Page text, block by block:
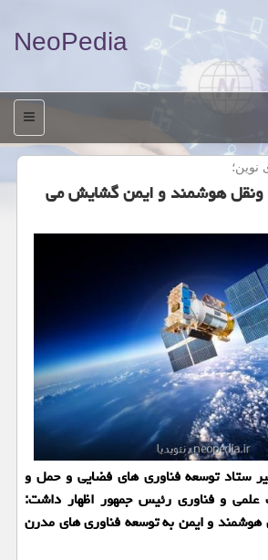
NeoPedia
منو
نوین؛
ونقل هوشمند و ایمن گشایش می
ستاد توسعه فناوری های فضایی و حمل و
علمی و فناوری رئیس جمهور اظهار داشت:
هوشمند و ایمن به توسعه فناوری های مدرن